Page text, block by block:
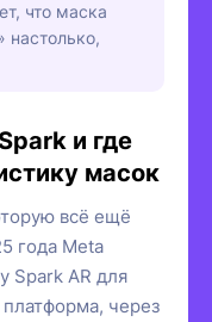
что маска
настолько,
и где
масок
всё ещё
года Meta
Spark AR для
через